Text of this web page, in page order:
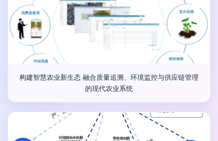
构建智慧农业新生态 融合质量追溯、环境监控与供应链管理
的现代农业系统